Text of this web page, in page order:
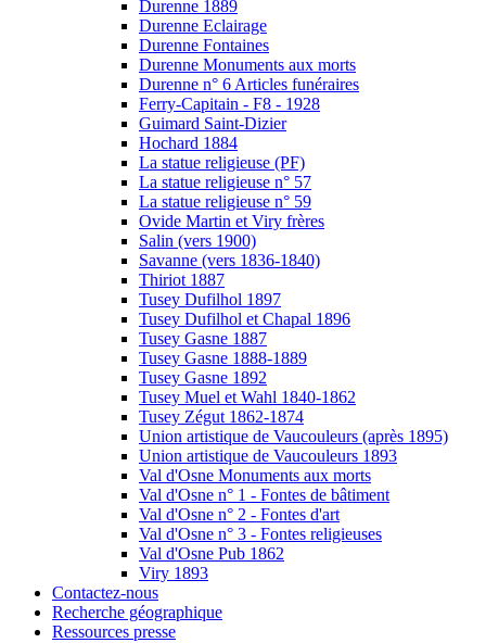
Durenne 1889
Durenne Eclairage
Durenne Fontaines
Durenne Monuments aux morts
Durenne n° 6 Articles funéraires
Ferry-Capitain - F8 - 1928
Guimard Saint-Dizier
Hochard 1884
La statue religieuse (PF)
La statue religieuse n° 57
La statue religieuse n° 59
Ovide Martin et Viry frères
Salin (vers 1900)
Savanne (vers 1836-1840)
Thiriot 1887
Tusey Dufilhol 1897
Tusey Dufilhol et Chapal 1896
Tusey Gasne 1887
Tusey Gasne 1888-1889
Tusey Gasne 1892
Tusey Muel et Wahl 1840-1862
Tusey Zégut 1862-1874
Union artistique de Vaucouleurs (après 1895)
Union artistique de Vaucouleurs 1893
Val d'Osne Monuments aux morts
Val d'Osne n° 1 - Fontes de bâtiment
Val d'Osne n° 2 - Fontes d'art
Val d'Osne n° 3 - Fontes religieuses
Val d'Osne Pub 1862
Viry 1893
Contactez-nous
Recherche géographique
Ressources presse